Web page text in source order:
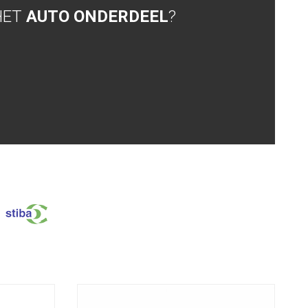
AUTO ONDERDEEL?